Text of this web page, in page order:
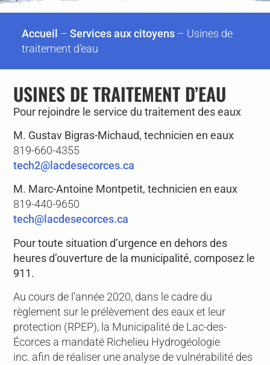
Accueil – Services aux citoyens– Usines de
traitement d’eau
USINES DE TRAITEMENT D’EAU
Pour rejoindre le service du traitement des eaux
M. Gustav Bigras-Michaud, technicien en eaux
819-660-4355
tech2@lacdesecorces.ca
M. Marc-Antoine Montpetit, technicien en eaux
819-440-9650
tech@lacdesecorces.ca
Pour toute situation d’urgence en dehors des
heures d’ouverture de la municipalité, composez le
911.
Au cours de l’année 2020, dans le cadre du
règlement sur le prélèvement des eaux et leur
protection (RPEP), la Municipalité de Lac-des-
Écorces a mandaté Richelieu Hydrogéologie
inc. afin de réaliser une analyse de vulnérabilité des